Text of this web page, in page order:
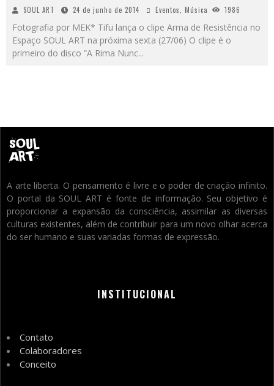
SOUL ART 24 de junho de 2014 Eventos, Música 1986
Fotografia por MEK* Tifu lança o clipe Arma de Resistência no
Espaço SOUL ART na próxima sexta (27/06) O clipe é o
primeiro do disco “A Rima Nunc...
A arte liberta. O pensamento é livre e o poder de criação infinito.
O portal da SOUL ART é fonte de informação. Seu objetivo é
proporcionar a expansão da consciência, assimilar as diversas
culturas existentes, além de contribuir para um novo olhar acerca
do ser humano e suas variadas formas de expressão.
INSTITUCIONAL
Contato
Colaboradores
Conceito